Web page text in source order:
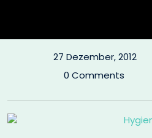
27 Dezember, 2012
0 Comments